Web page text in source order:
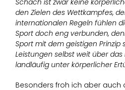
den Zielen des Wettkampfes,
internationalen Regeln fühlen
Sport doch eng verbunden,
Sport mit dem geistigen Prinzip
Leistungen selbst weit über das
landläufig unter körperlicher
Besonders froh ich aber auch